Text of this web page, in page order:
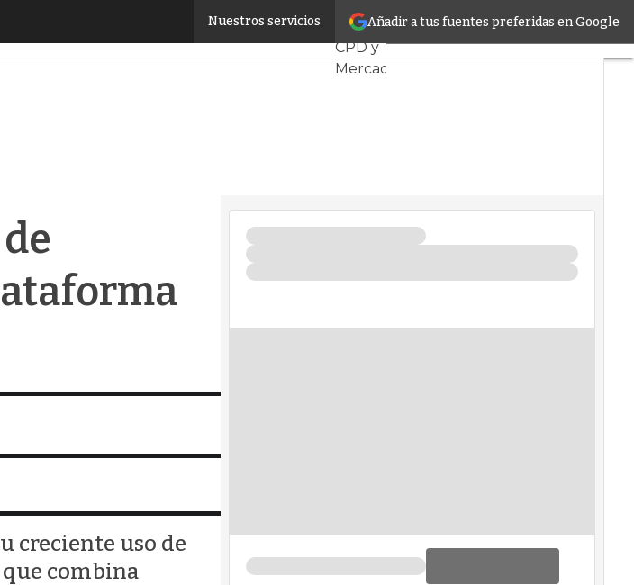
Añadir a tus fuentes preferidas en Google
Nuestros servicios
cualquier plataforma cloud y en el Edge
Servidores
CPD y
Mercado
Datos
Artificial
creciente uso de
combina